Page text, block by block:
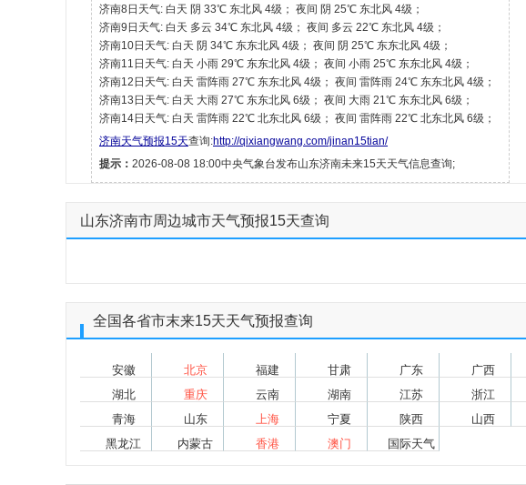
济南8日天气: 白天 阴 33℃ 东北风 4级； 夜间 阴 25℃ 东北风 4级；
济南9日天气: 白天 多云 34℃ 东北风 4级； 夜间 多云 22℃ 东北风 4级；
济南10日天气: 白天 阴 34℃ 东东北风 4级； 夜间 阴 25℃ 东东北风 4级；
济南11日天气: 白天 小雨 29℃ 东东北风 4级； 夜间 小雨 25℃ 东东北风 4级；
济南12日天气: 白天 雷阵雨 27℃ 东东北风 4级； 夜间 雷阵雨 24℃ 东东北风 4级；
济南13日天气: 白天 大雨 27℃ 东东北风 6级； 夜间 大雨 21℃ 东东北风 6级；
济南14日天气: 白天 雷阵雨 22℃ 北东北风 6级； 夜间 雷阵雨 22℃ 北东北风 6级；
济南天气预报15天查询:http://qixiangwang.com/jinan15tian/
提示： 2026-08-08 18:00中央气象台发布山东济南未来15天天气信息查询;
山东济南市周边城市天气预报15天查询
全国各省市末来15天天气预报查询
安徽 北京 福建 甘肃 广东 广西
湖北
重庆 云南 湖南 江苏 浙江
青海
山东 上海 宁夏 陕西 山西
黑龙江
内蒙古 香港 澳门 国际天气